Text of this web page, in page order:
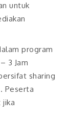
untuk
program
3 Jam
sharing
Peserta
jika